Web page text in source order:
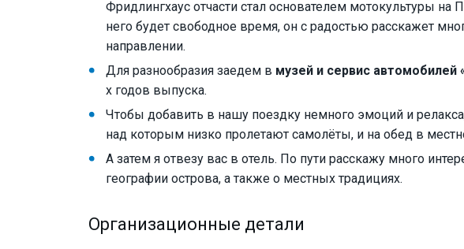
Фридлингхаус отчасти стал основателем мотокультуры на
него будет свободное время, он с радостью расскажет
направлении.
Для разнообразия заедем в музей и сервис
х годов выпуска.
Чтобы добавить в нашу поездку немного эмоций и
над которым низко пролетают самолёты, и на обед в
А затем я отвезу вас в отель. По пути расскажу много
географии острова, а также о местных традициях.
Организационные детали